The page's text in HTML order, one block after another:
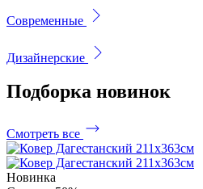
Современные
Дизайнерские
Подборка новинок
Смотреть все
Новинка